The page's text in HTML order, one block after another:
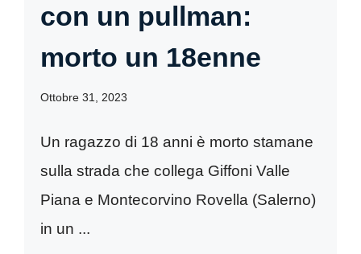
con un pullman:
morto un 18enne
Ottobre 31, 2023
Un ragazzo di 18 anni è morto stamane
sulla strada che collega Giffoni Valle
Piana e Montecorvino Rovella (Salerno)
in un ...